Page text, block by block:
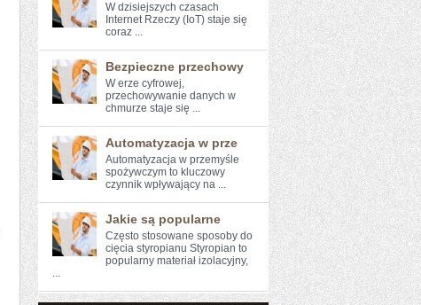
W dzisiejszych ​czasach
Internet Rzeczy (IoT) ⁤staje się
⁤coraz ...
Bezpieczne przechowy
W erze cyfrowej,⁢
przechowywanie‍ danych w
chmurze staje się ...
Automatyzacja w prze
Automatyzacja w przemyśle
spożywczym to kluczowy⁤
czynnik wpływający na ...
Jakie są popularne
Często stosowane sposoby do
cięcia styropianu Styropian to
popularny materiał izolacyjny,
...